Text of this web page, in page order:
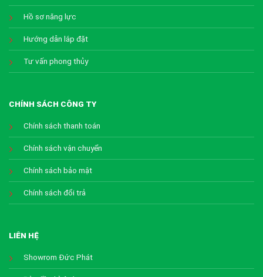
Hồ sơ năng lực
Hướng dẫn lắp đặt
Tư vấn phong thủy
CHÍNH SÁCH CÔNG TY
Chính sách thanh toán
Chính sách vận chuyển
Chính sách bảo mật
Chính sách đổi trả
LIÊN HỆ
Showrom Đức Phát